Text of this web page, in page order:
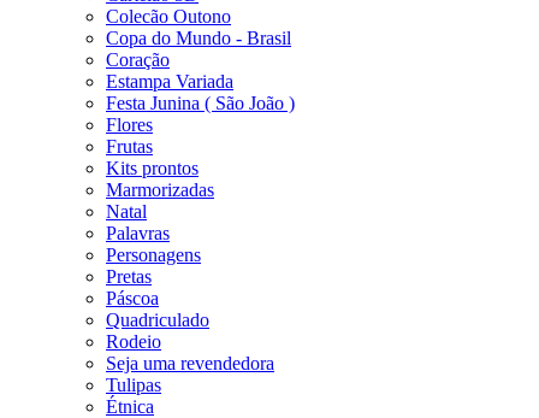
Colecão Outono
Copa do Mundo - Brasil
Coração
Estampa Variada
Festa Junina ( São João )
Flores
Frutas
Kits prontos
Marmorizadas
Natal
Palavras
Personagens
Pretas
Páscoa
Quadriculado
Rodeio
Seja uma revendedora
Tulipas
Étnica